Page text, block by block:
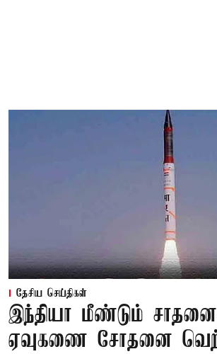
தேசிய செய்திகள்
இந்தியா மீண்டும்
ஏவுகணை சோதனை